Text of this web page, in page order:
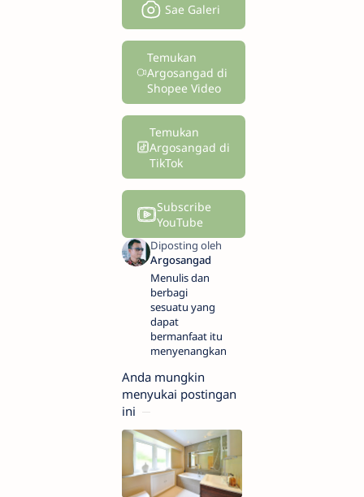
Sae Galeri
Temukan
Argosangad di
Shopee Video
Temukan
Argosangad di
TikTok
Subscribe
YouTube
Menulis dan
berbagi
sesuatu yang
dapat
bermanfaat itu
menyenangkan.
Anda mungkin
menyukai postingan
ini